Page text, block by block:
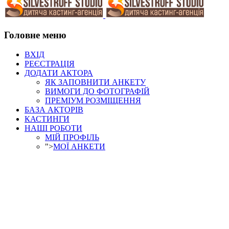
Головне меню
ВХІД
РЕЄСТРАЦІЯ
ДОДАТИ АКТОРА
ЯК ЗАПОВНИТИ АНКЕТУ
ВИМОГИ ДО ФОТОГРАФІЙ
ПРЕМІУМ РОЗМІЩЕННЯ
БАЗА АКТОРІВ
КАСТИНГИ
НАШІ РОБОТИ
МІЙ ПРОФІЛЬ
">МОЇ АНКЕТИ